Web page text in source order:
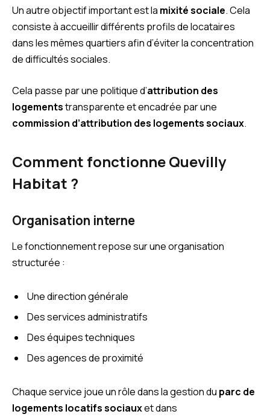
Un autre objectif important est la mixité sociale. Cela
consiste à accueillir différents profils de locataires
dans les mêmes quartiers afin d’éviter la concentration
de difficultés sociales.
Cela passe par une politique d’attribution des
logementstransparente et encadrée par une
commission d’attribution des logements sociaux.
Comment fonctionne Quevilly
Habitat ?
Organisation interne
Le fonctionnement repose sur une organisation
structurée :
Une direction générale
Des services administratifs
Des équipes techniques
Des agences de proximité
Chaque service joue un rôle dans la gestion du parc de
logements locatifs sociauxet dans